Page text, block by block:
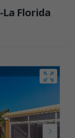
Florida